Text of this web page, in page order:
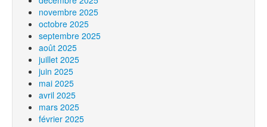
novembre 2025
octobre 2025
septembre 2025
août 2025
juillet 2025
juin 2025
mai 2025
avril 2025
mars 2025
février 2025